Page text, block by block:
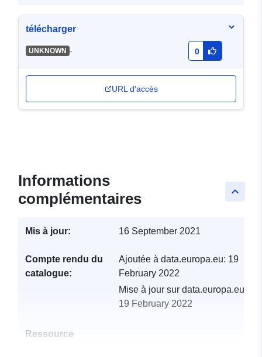
télécharger
UNKNOWN - 0
URL d'accès
keyboard_arrow_up
Informations
complémentaires
Mis à jour: 16 September 2021
Compte rendu du
catalogue:
Ajoutée à data.europa.eu: 19
February 2022
Mise à jour sur data.europa.eu:
19 February 2022
Ressource